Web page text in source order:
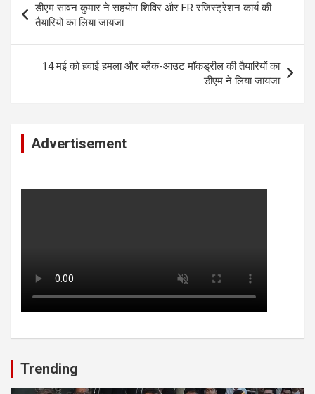
navigation
डीएम सावन कुमार ने सहयोग शिविर और FR रजिस्ट्रेशन कार्य की
तैयारियों का लिया जायजा
14 मई को हवाई हमला और ब्लैक-आउट मॉकड्रील की तैयारियों का
डीएम ने लिया जायजा
Advertisement
Trending